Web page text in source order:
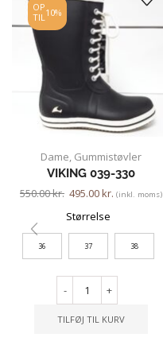
OP
TIL10%
Dame, Gummistøvler
VIKING 039-330
550.00kr. 495.00kr. (inkl. moms)
Størrelse
36 37 38
- +
TILFØJ TIL KURV